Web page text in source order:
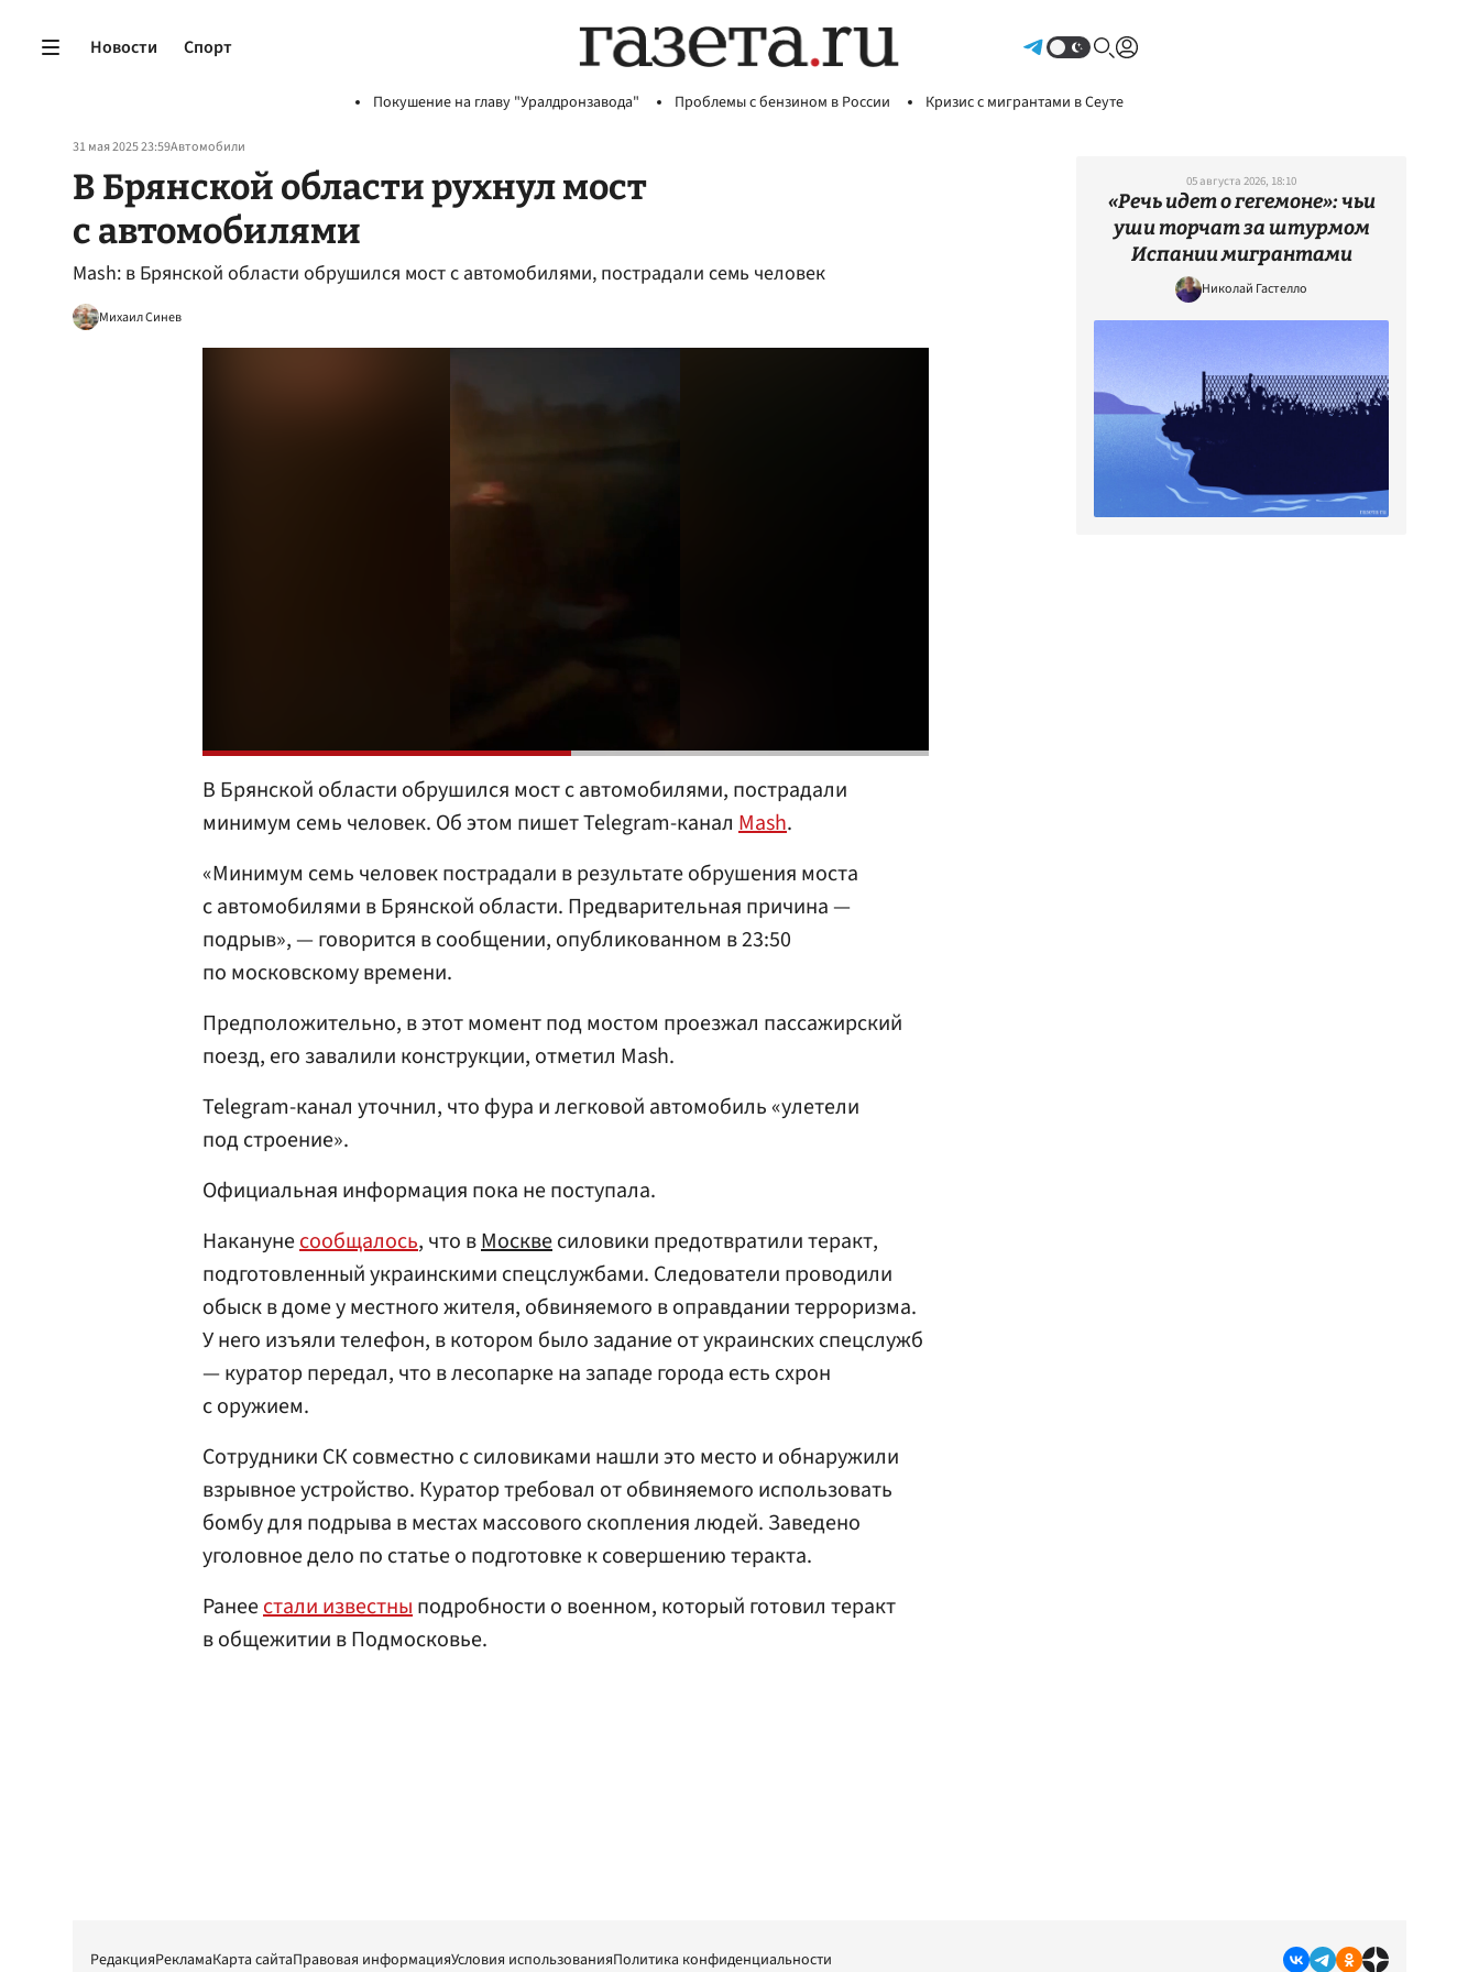
Новости Спорт
Покушение на главу "Уралдронзавода" Проблемы с бензином в России Кризис с мигрантами в Сеуте
31 мая 2025 23:59Автомобили
В Брянской области рухнул мост
с автомобилями
Mash: в Брянской области обрушился мост с автомобилями, пострадали семь человек
Михаил Синев
В Брянской области обрушился мост с автомобилями, пострадали
минимум семь человек. Об этом пишет Telegram-канал Mash.
«Минимум семь человек пострадали в результате обрушения моста
с автомобилями в Брянской области. Предварительная причина —
подрыв», — говорится в сообщении, опубликованном в 23:50
по московскому времени.
Предположительно, в этот момент под мостом проезжал пассажирский
поезд, его завалили конструкции, отметил Mash.
Telegram-канал уточнил, что фура и легковой автомобиль «улетели
под строение».
Официальная информация пока не поступала.
Наканунесообщалось, что вМосквесиловики предотвратили теракт,
подготовленный украинскими спецслужбами. Следователи проводили
обыск в доме у местного жителя, обвиняемого в оправдании терроризма.
У него изъяли телефон, в котором было задание от украинских спецслужб
— куратор передал, что в лесопарке на западе города есть схрон
с оружием.
Сотрудники СК совместно с силовиками нашли это место и обнаружили
взрывное устройство. Куратор требовал от обвиняемого использовать
бомбу для подрыва в местах массового скопления людей. Заведено
уголовное дело по статье о подготовке к совершению теракта.
Ранеестали известныподробности о военном, который готовил теракт
в общежитии в Подмосковье.
05 августа 2026, 18:10
«Речь идет о гегемоне»: чьи
уши торчат за штурмом
Испании мигрантами
Николай Гастелло
РедакцияРекламаКарта сайтаПравовая информацияУсловия использованияПолитика конфиденциальности